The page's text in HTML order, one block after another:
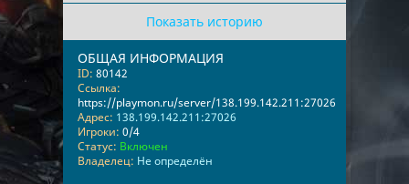
Показать историю
ОБЩАЯ ИНФОРМАЦИЯ
ID: 80142
Ссылка:
https://playmon.ru/server/138.199.142.211:27026
Адрес: 138.199.142.211:27026
Игроки: 0/4
Статус: Включен
Владелец: Не определён